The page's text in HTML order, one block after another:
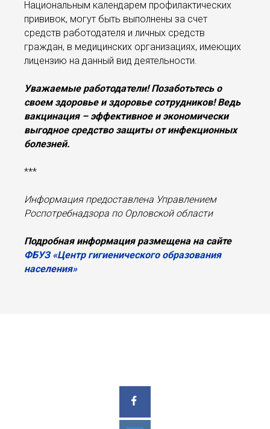
Национальным календарем профилактических
прививок, могут быть выполнены за счет
средств работодателя и личных средств
граждан, в медицинских организациях, имеющих
лицензию на данный вид деятельности.
Уважаемые работодатели! Позаботьтесь о
своем здоровье и здоровье сотрудников! Ведь
вакцинация – эффективное и экономически
выгодное средство защиты от инфекционных
болезней.
***
Информация предоставлена Управлением
Роспотребнадзора по Орловской области
Подробная информация размещена на сайте
ФБУЗ «Центр гигиенического образования
населения»